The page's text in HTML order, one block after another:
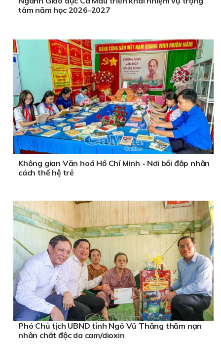
tâm năm học 2026-2027
Không gian Văn hoá Hồ Chí Minh - Nơi bồi đắp nhân
cách thế hệ trẻ
Phó Chủ tịch UBND tỉnh Ngô Vũ Thăng thăm nạn
nhân chất độc da cam/dioxin